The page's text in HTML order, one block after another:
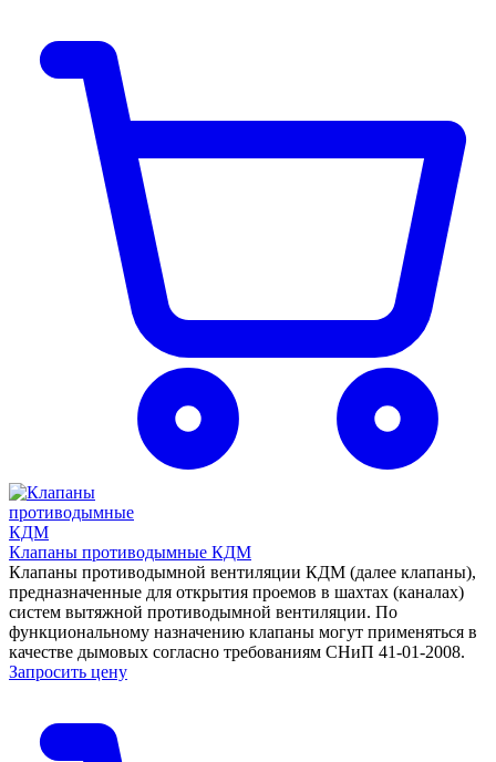
Клапаны противодымные КДМ
Клапаны противодымной вентиляции КДМ (далее клапаны),
предназначенные для открытия проемов в шахтах (каналах)
систем вытяжной противодымной вентиляции. По
функциональному назначению клапаны могут применяться в
качестве дымовых согласно требованиям СНиП 41-01-2008.
Запросить цену